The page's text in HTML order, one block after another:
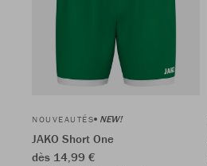
NOUVEAUTÉS NEW!
JAKO Short One
dès 14,99 €